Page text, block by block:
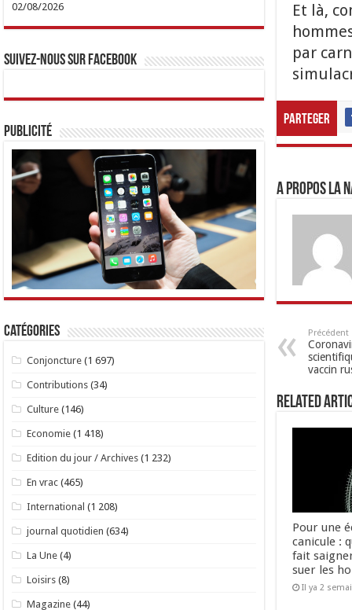
Et là,
par
Parteger
A propos LA
Précédent
vaccin
Related
Pour une
canicule :
fait
suer les
Il ya 2
02/08/2026
Suivez-nous sur Facebook
Publicité
Catégories
Conjoncture (1 697)
Contributions (34)
Culture (146)
Economie (1 418)
Edition du jour / Archives (1 232)
En vrac (465)
International (1 208)
journal quotidien (634)
La Une (4)
Loisirs (8)
Magazine (44)